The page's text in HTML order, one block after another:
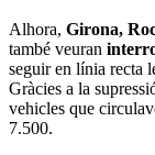
Alhora, Girona,
també veuran
seguir en línia recta
Gràcies a la
vehicles que
7.500.